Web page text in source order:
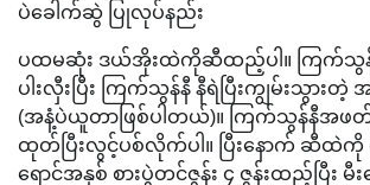
ပဲခေါက်ဆွဲ ပြုလုပ်နည်း
ပထမဆုံး ဒယ်အိုးထဲကိုဆီထည့်ပါ။ ကြက်သွန်
ပါးလှီးပြီး ကြက်သွန်နီ နီရဲပြီးကျွမ်းသွား
(အနံ့ပဲယူတာဖြစ်ပါတယ်)။ ကြက်သွန်နီအဖ
ထုတ်ပြီးလွင့်ပစ်လိုက်ပါ။ ပြီးနောက် ဆီထဲကို
ရောင်အနှစ် စားပွဲတင်ဇွန်း ၄ ဇွန်းထည့်ပြီး မီ